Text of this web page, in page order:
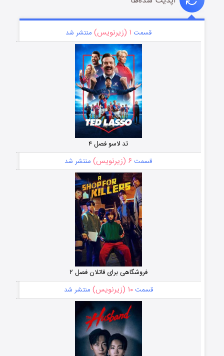
قسمت ۱ (زیرنویس) منتشر شد
تد لاسو فصل ۴
قسمت ۶ (زیرنویس) منتشر شد
فروشگاهی برای قاتلان فصل ۲
قسمت۱۰ (زیرنویس) منتشر شد